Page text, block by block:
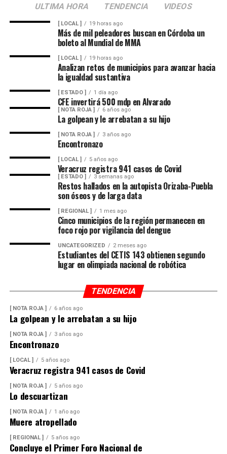
autoridades municipales y que, tras las gestiones
realizadas en conjunto con Hidrosistema, fue posible
concretar la obra que hoy permite mejorar el
Además de incrementar la capacidad de conducción, la
nueva infraestructura incorpora válvulas y materiales de
mayor resistencia, lo que permitirá mantener una mejor
operación del sistema y disminuir las afectaciones
derivadas de fallas en la red.
Con esta ampliación, las autoridades municipales buscan
fortalecer la infraestructura hidráulica en las
comunidades rurales y mejorar el acceso al agua potable
para cientos de familias que durante años enfrentaron
un servicio irregular.
ULTIMA HORA TENDENCIA VIDEOS
[ LOCAL ] 19 horas ago
Más de mil peleadores buscan en Córdoba un
boleto al Mundial de MMA
[ LOCAL ] 19 horas ago
Analizan retos de municipios para avanzar hacia
la igualdad sustantiva
[ ESTADO ] 1 día ago
CFE invertirá 500 mdp en Alvarado
[ NOTA ROJA ] 6 años ago
La golpean y le arrebatan a su hijo
[ NOTA ROJA ] 3 años ago
Encontronazo
[ LOCAL ] 5 años ago
Veracruz registra 941 casos de Covid
[ ESTADO ] 3 semanas ago
Restos hallados en la autopista Orizaba-Puebla
son óseos y de larga data
[ REGIONAL ] 1 mes ago
Cinco municipios de la región permanecen en
foco rojo por vigilancia del dengue
UNCATEGORIZED 2 meses ago
Estudiantes del CETIS 143 obtienen segundo
lugar en olimpiada nacional de robótica
TENDENCIA
[ NOTA ROJA ] 6 años ago
La golpean y le arrebatan a su hijo
[ NOTA ROJA ] 3 años ago
Encontronazo
[ LOCAL ] 5 años ago
Veracruz registra 941 casos de Covid
[ NOTA ROJA ] 5 años ago
Lo descuartizan
[ NOTA ROJA ] 1 año ago
Muere atropellado
[ REGIONAL ] 5 años ago
Concluye el Primer Foro Nacional de